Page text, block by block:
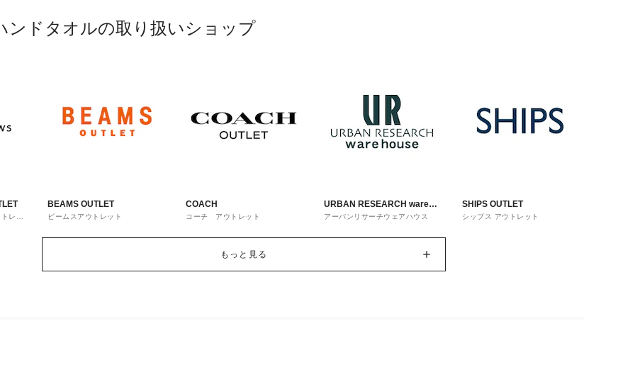
ンドタオルの取り扱いショップ
レッ
BEAMS OUTLET
ビームスアウトレット
COACH
コーチ アウトレット
URBAN RESEARCH ware
house
アーバンリサーチウェアハウス
SHIPS OUTLET
シップス アウトレット
もっと見る